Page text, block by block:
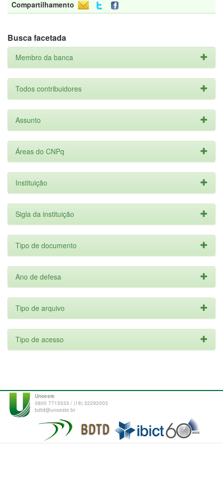
Compartilhamento
Busca facetada
Membro da banca
Todos contribuidores
Assunto
Áreas do CNPq
Instituição
Sigla da instituição
Tipo de documento
Ano de defesa
Tipo de arquivo
Tipo de acesso
Unoeste
0800 7715533 / (18) 32292003
bdtd@unoeste.br